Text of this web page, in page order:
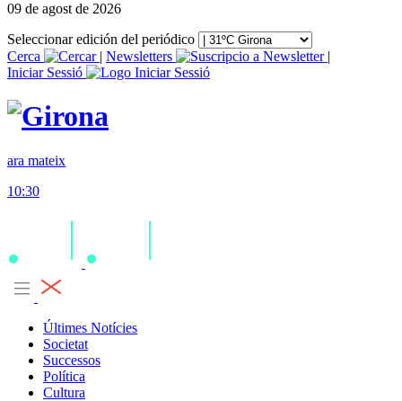
09 de agost de 2026
Seleccionar edición del periódico
Cerca
| Newsletters
|
Iniciar Sessió
ara mateix
10:30
Últimes Notícies
Societat
Successos
Política
Cultura